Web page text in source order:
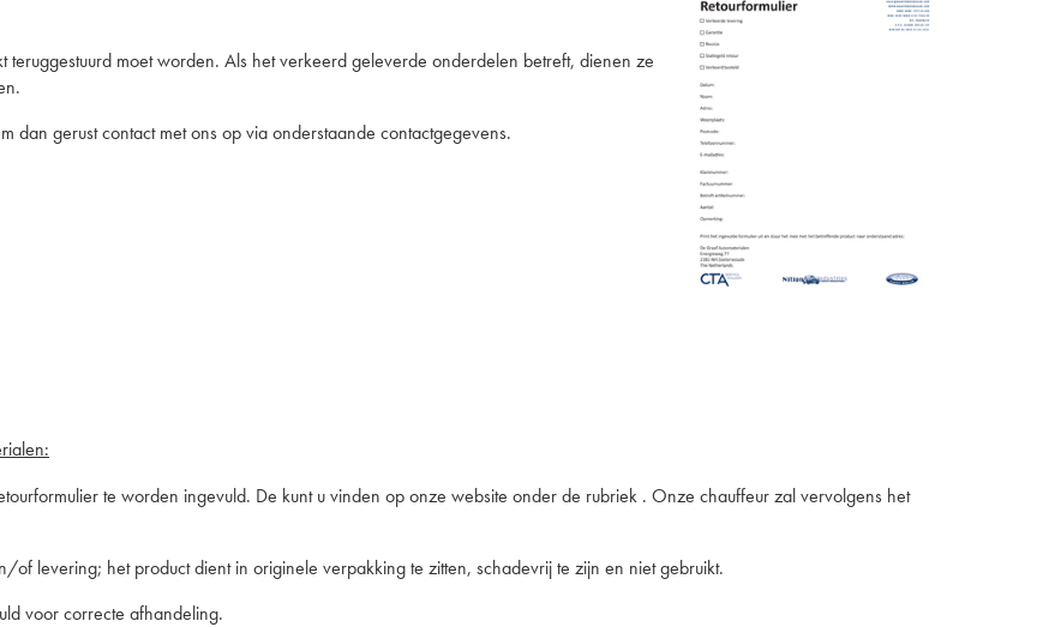
moet worden. Als het verkeerd geleverde onderdelen betreft, dienen ze
dan gerust contact met ons op via onderstaande contactgegevens.
te worden ingevuld. De kunt u vinden op onze website onder de rubriek . Onze chauffeur zal vervolgens het
of levering; het product dient in originele verpakking te zitten, schadevrij te zijn en niet gebruikt.
voor correcte afhandeling.